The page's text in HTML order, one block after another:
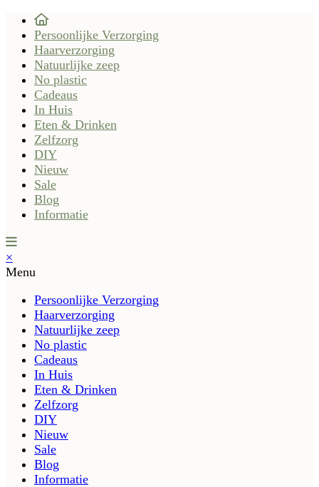
Persoonlijke Verzorging
Haarverzorging
Natuurlijke zeep
No plastic
Cadeaus
In Huis
Eten & Drinken
Zelfzorg
DIY
Nieuw
Sale
Blog
Informatie
×
Menu
Persoonlijke Verzorging
Haarverzorging
Natuurlijke zeep
No plastic
Cadeaus
In Huis
Eten & Drinken
Zelfzorg
DIY
Nieuw
Sale
Blog
Informatie